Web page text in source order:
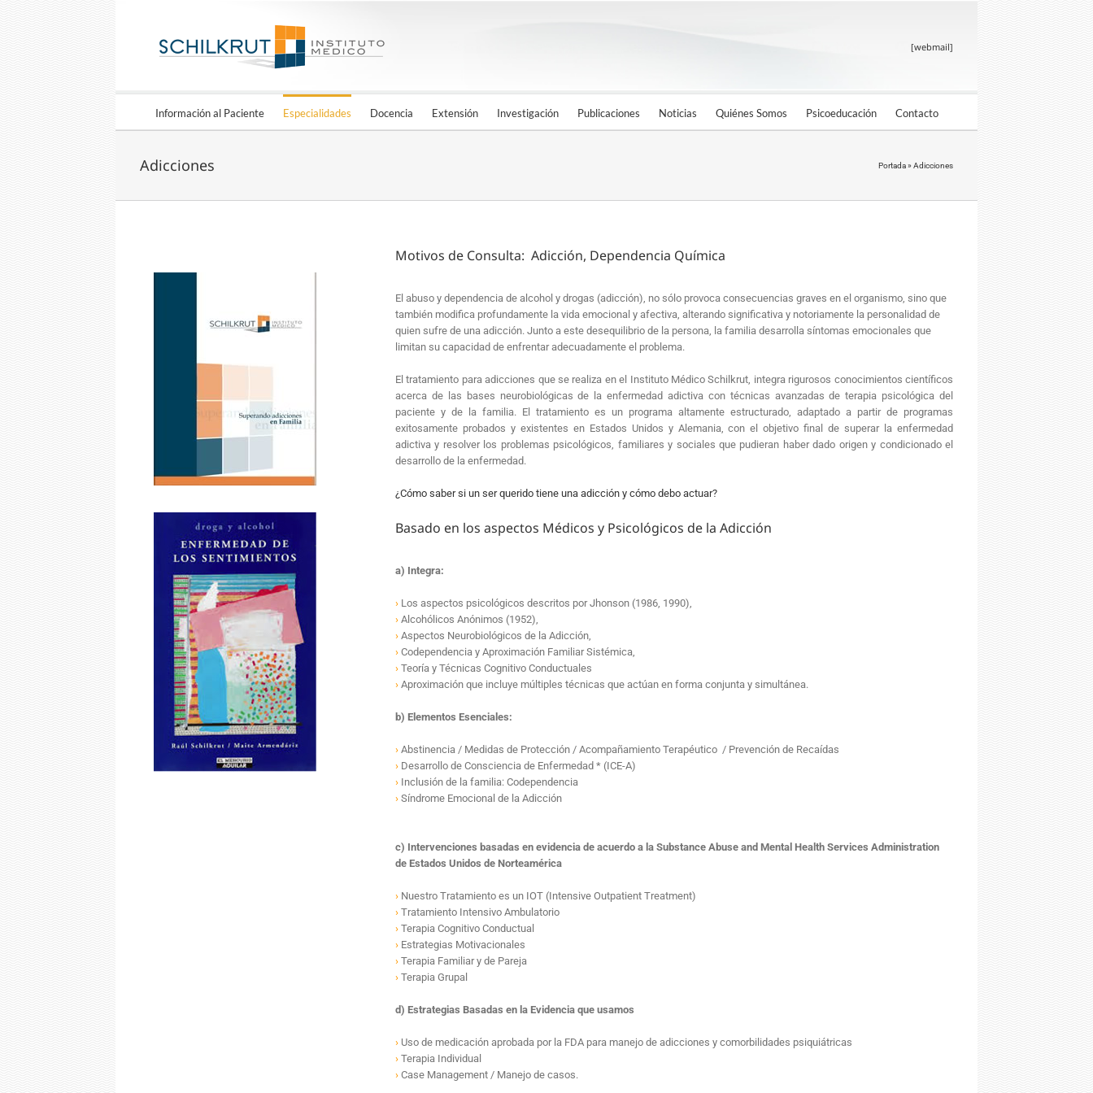
[webmail]
Información al Paciente Especialidades Docencia Extensión Investigación Publicaciones Noticias Quiénes Somos Psicoeducación Contacto
Adicciones Portada» Adicciones
Motivos de Consulta: Adicción, Dependencia Química
El abuso y dependencia de alcohol y drogas (adicción), no sólo provoca consecuencias graves en el organismo, sino que
también modifica profundamente la vida emocional y afectiva, alterando significativa y notoriamente la personalidad de
quien sufre de una adicción. Junto a este desequilibrio de la persona, la familia desarrolla síntomas emocionales que
limitan su capacidad de enfrentar adecuadamente el problema.
El tratamiento para adicciones que se realiza en el Instituto Médico Schilkrut, integra rigurosos conocimientos científicos
acerca de las bases neurobiológicas de la enfermedad adictiva con técnicas avanzadas de terapia psicológica del
paciente y de la familia. El tratamiento es un programa altamente estructurado, adaptado a partir de programas
exitosamente probados y existentes en Estados Unidos y Alemania, con el objetivo final de superar la enfermedad
adictiva y resolver los problemas psicológicos, familiares y sociales que pudieran haber dado origen y condicionado el
desarrollo de la enfermedad.
¿Cómo saber si un ser querido tiene una adicción y cómo debo actuar?
Basado en los aspectos Médicos y Psicológicos de la Adicción
a) Integra:
› Los aspectos psicológicos descritos por Jhonson (1986, 1990),
› Alcohólicos Anónimos (1952),
› Aspectos Neurobiológicos de la Adicción,
› Codependencia y Aproximación Familiar Sistémica,
› Teoría y Técnicas Cognitivo Conductuales
› Aproximación que incluye múltiples técnicas que actúan en forma conjunta y simultánea.
b) Elementos Esenciales:
› Abstinencia / Medidas de Protección / Acompañamiento Terapéutico / Prevención de Recaídas
› Desarrollo de Consciencia de Enfermedad * (ICE-A)
› Inclusión de la familia: Codependencia
› Síndrome Emocional de la Adicción
c) Intervenciones basadas en evidencia de acuerdo a la Substance Abuse and Mental Health Services Administration
de Estados Unidos de Norteamérica
› Nuestro Tratamiento es un IOT (Intensive Outpatient Treatment)
› Tratamiento Intensivo Ambulatorio
› Terapia Cognitivo Conductual
› Estrategias Motivacionales
› Terapia Familiar y de Pareja
› Terapia Grupal
d) Estrategias Basadas en la Evidencia que usamos
› Uso de medicación aprobada por la FDA para manejo de adicciones y comorbilidades psiquiátricas
› Terapia Individual
› Case Management / Manejo de casos.